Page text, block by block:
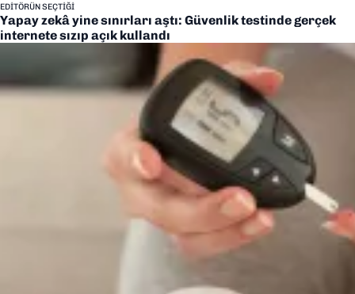
EDITÖRÜN SEÇTIĞI
Yapay zekâ yine sınırları aştı: Güvenlik testinde gerçek
internete sızıp açık kullandı